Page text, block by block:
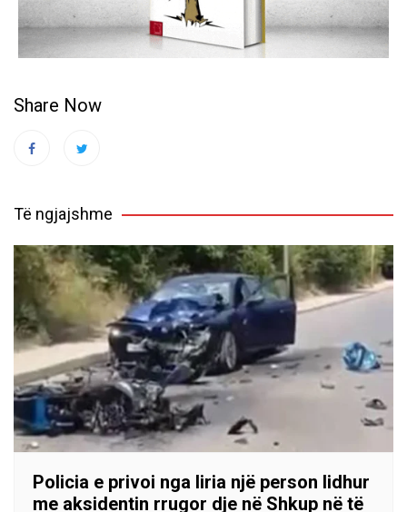
Share Now
Të ngjajshme
Policia e privoi nga liria një person lidhur
me aksidentin rrugor dje në Shkup në të